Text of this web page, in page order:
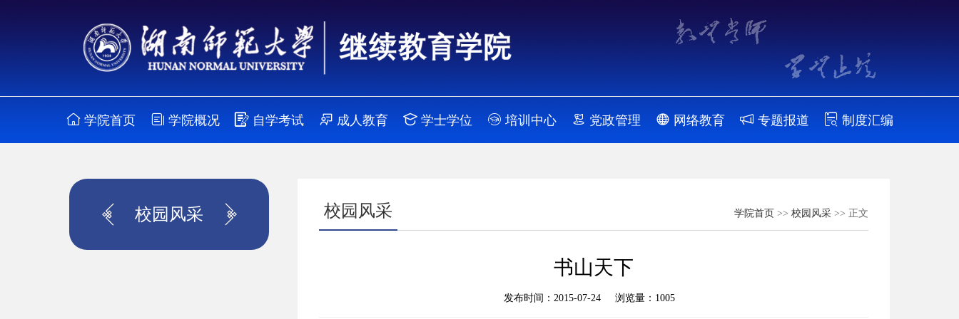
学院首页 学院概况 自学考试 成人教育 学士学位 培训中心 党政管理 网络教育 专题报道 制度汇编
校园风采 校园风采 学院首页 >> 校园风采 >> 正文
书山天下
发布时间：2015-07-24 浏览量： 1005